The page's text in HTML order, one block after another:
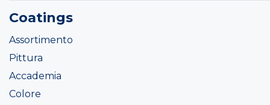
Coatings
Assortimento
Pittura
Accademia
Colore